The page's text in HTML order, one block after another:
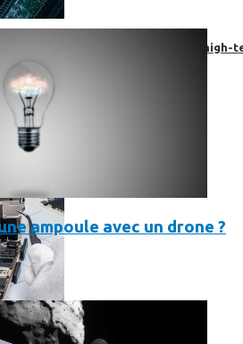
de garantie pour vos appareils high-
ampoule avec un drone ?